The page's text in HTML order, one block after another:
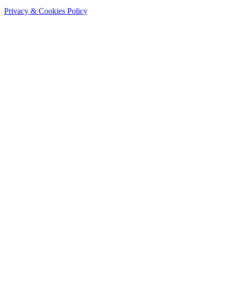
Privacy & Cookies Policy